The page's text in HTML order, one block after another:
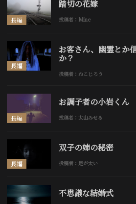
長編
踏切の花嫁
投稿者：Mine
長編
お客さん、幽霊とか
か？
投稿者：ねこじろう
長編
お調子者の小岩くん
投稿者：太山みせる
長編
双子の姉の秘密
投稿者：足が太い
不思議な結婚式